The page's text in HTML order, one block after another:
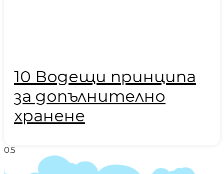
10 Водещи принципа
за допълнително
хранене